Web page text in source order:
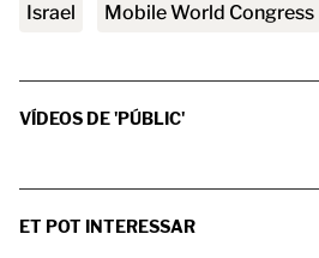
Israel Mobile World Congress
VÍDEOS DE 'PÚBLIC'
ET POT INTERESSAR